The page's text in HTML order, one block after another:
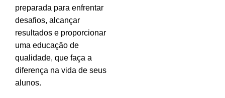
preparada para enfrentar
desafios, alcançar
resultados e proporcionar
uma educação de
qualidade, que faça a
diferença na vida de seus
alunos.